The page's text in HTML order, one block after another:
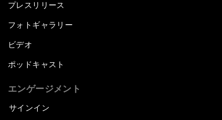
プレスリリース
フォトギャラリー
ビデオ
ポッドキャスト
エンゲージメント
サインイン